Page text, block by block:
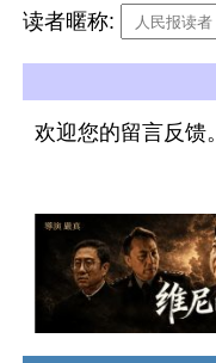
读者暱称:
欢迎您的留言反馈。